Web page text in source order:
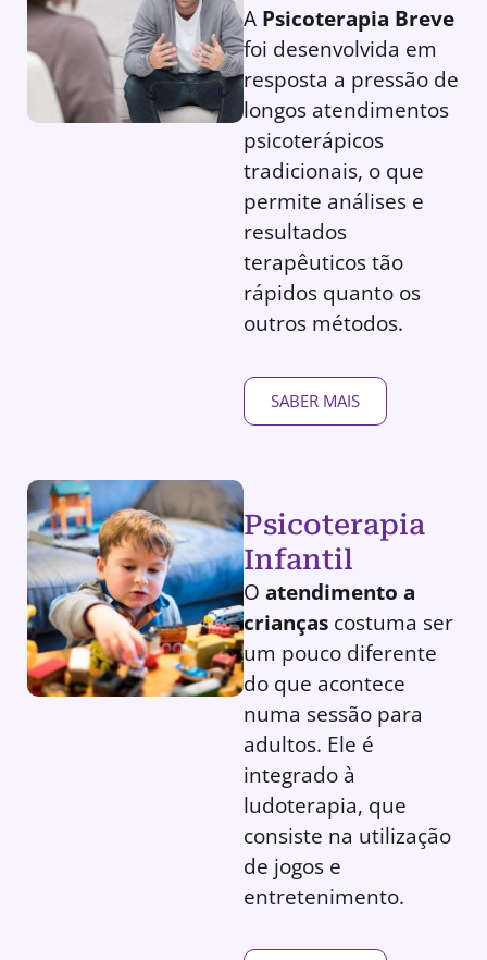
A Psicoterapia Breve
foi desenvolvida em
resposta a pressão de
longos atendimentos
psicoterápicos
tradicionais, o que
permite análises e
resultados
terapêuticos tão
rápidos quanto os
outros métodos.
SABER MAIS
Psicoterapia
Infantil
O atendimento a
crianças costuma ser
um pouco diferente
do que acontece
numa sessão para
adultos. Ele é
integrado à
ludoterapia, que
consiste na utilização
de jogos e
entretenimento.